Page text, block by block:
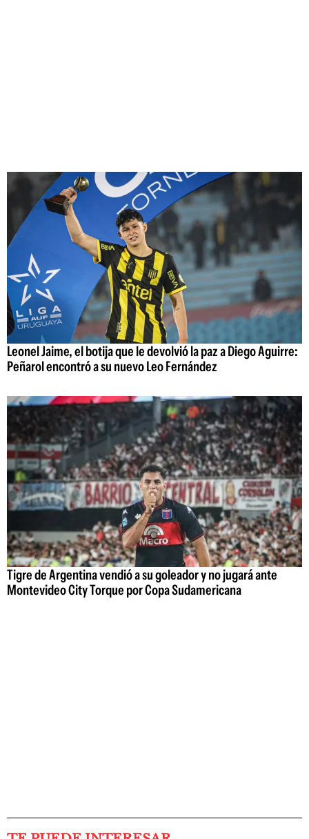
Leonel Jaime, el botija que le devolvió la paz a Diego Aguirre:
Peñarol encontró a su nuevo Leo Fernández
Tigre de Argentina vendió a su goleador y no jugará ante
Montevideo City Torque por Copa Sudamericana